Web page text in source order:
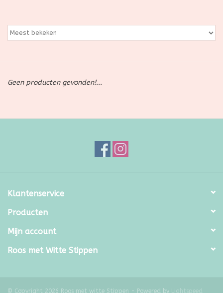
Huishoudartikelen
Kadootjes
Geen producten gevonden!...
Klantenservice
Producten
Mijn account
Roos met Witte Stippen
© Copyright 2026 Roos met witte Stippen - Powered by Lightspeed